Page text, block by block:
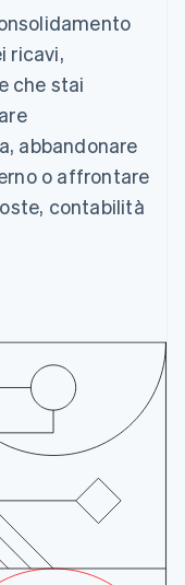
ricavi,
che stai
abbandonare
o affrontare
contabilità